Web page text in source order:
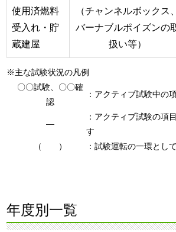
使用済燃料
受入れ・貯
蔵建屋
（チャンネルボックス、
バーナブルポイズンの
扱い等）
※主な試験状況の凡例
〇〇試験、〇〇確
認
：アクティブ試験中の
―
：アクティブ試験の項
す
（ ）
：試験運転の一環とし
年度別一覧